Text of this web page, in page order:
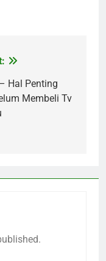
Hal Penting
Membeli Tv